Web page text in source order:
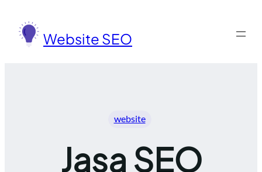
konten
Website SEO
website
Jasa SEO